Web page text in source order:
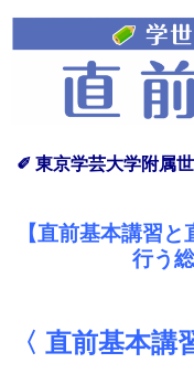
✐ 東京学芸大学附属
【直前基本講習
行う
〈 直前基本講